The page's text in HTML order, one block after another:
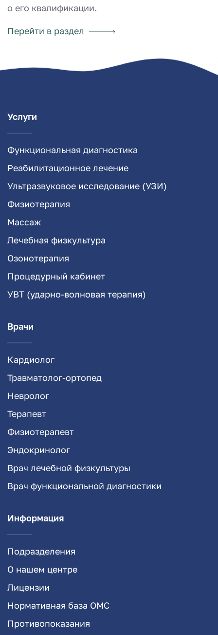
о его квалификации.
Перейти в раздел
Услуги
Функциональная диагностика
Реабилитационное лечение
Ультразвуковое исследование (УЗИ)
Физиотерапия
Массаж
Лечебная физкультура
Озонотерапия
Процедурный кабинет
УВТ (ударно-волновая терапия)
Врачи
Кардиолог
Травматолог-ортопед
Невролог
Терапевт
Физиотерапевт
Эндокринолог
Врач лечебной физкультуры
Врач функциональной диагностики
Информация
Подразделения
О нашем центре
Лицензии
Нормативная база ОМС
Противопоказания